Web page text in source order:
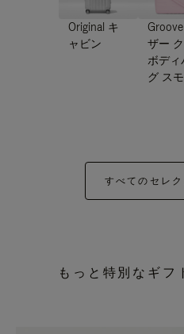
Original キ
ャビン
ザー
ボディ
グ ス
すべてのセレ
もっと特別なギフ